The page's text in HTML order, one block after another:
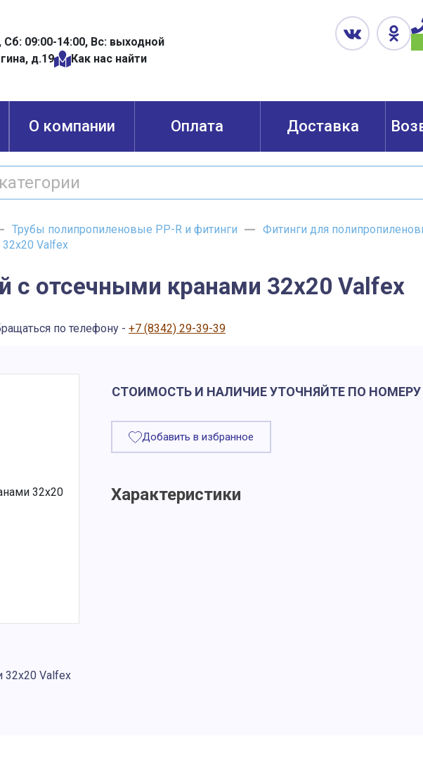
Сб: 09:00-14:00, Вс: выходной
д.19
Как нас найти
О компании Оплата Доставка
Трубы полипропиленовые PP-R и фитинги
Фитинги для
Valfex
с отсечными кранами 32х20 Valfex
по телефону - +7 (8342) 29-39-39
32х20 Valfex
СТОИМОСТЬ И НАЛИЧИЕ УТОЧНЯЙТЕ ПО
Добавить в избранное
Характеристики